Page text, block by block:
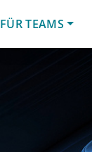
FÜR TEAMS